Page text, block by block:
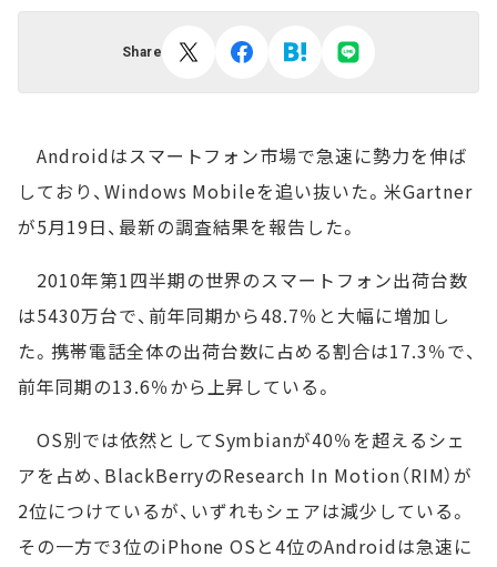
Share
Androidはスマートフォン市場で急速に勢力を伸ば
しており、Windows Mobileを追い抜いた。米Gartner
が5月19日、最新の調査結果を報告した。
2010年第1四半期の世界のスマートフォン出荷台数
は5430万台で、前年同期から48.7％と大幅に増加し
た。携帯電話全体の出荷台数に占める割合は17.3％で、
前年同期の13.6％から上昇している。
OS別では依然としてSymbianが40％を超えるシェ
アを占め、BlackBerryのResearch In Motion（RIM）が
2位につけているが、いずれもシェアは減少している。
その一方で3位のiPhone OSと4位のAndroidは急速に